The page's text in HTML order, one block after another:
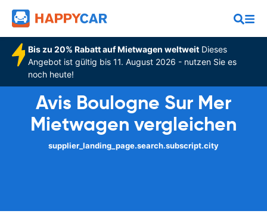
Bis zu 20% Rabatt auf Mietwagen weltweitDieses
Angebot ist gültig bis 11. August 2026 - nutzen Sie es
noch heute!
Avis Boulogne Sur Mer
Mietwagen vergleichen
supplier_landing_page.search.subscript.city